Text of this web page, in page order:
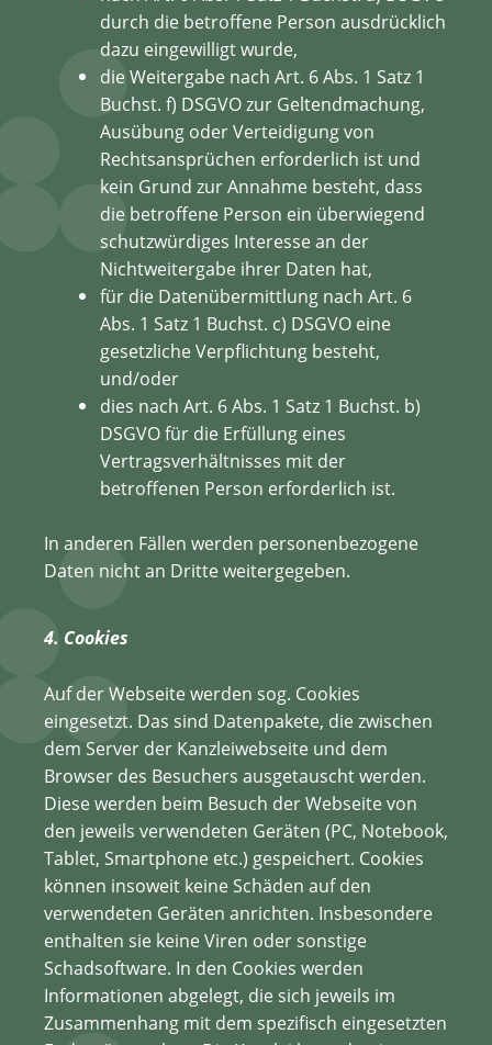
durch die betroffene Person ausdrücklich
dazu eingewilligt wurde,
die Weitergabe nach Art. 6 Abs. 1 Satz 1
Buchst. f) DSGVO zur Geltendmachung,
Ausübung oder Verteidigung von
Rechtsansprüchen erforderlich ist und
kein Grund zur Annahme besteht, dass
die betroffene Person ein überwiegend
schutzwürdiges Interesse an der
Nichtweitergabe ihrer Daten hat,
für die Datenübermittlung nach Art. 6
Abs. 1 Satz 1 Buchst. c) DSGVO eine
gesetzliche Verpflichtung besteht,
und/oder
dies nach Art. 6 Abs. 1 Satz 1 Buchst. b)
DSGVO für die Erfüllung eines
Vertragsverhältnisses mit der
betroffenen Person erforderlich ist.
In anderen Fällen werden personenbezogene
Daten nicht an Dritte weitergegeben.
4. Cookies
Auf der Webseite werden sog. Cookies
eingesetzt. Das sind Datenpakete, die zwischen
dem Server der Kanzleiwebseite und dem
Browser des Besuchers ausgetauscht werden.
Diese werden beim Besuch der Webseite von
den jeweils verwendeten Geräten (PC, Notebook,
Tablet, Smartphone etc.) gespeichert. Cookies
können insoweit keine Schäden auf den
verwendeten Geräten anrichten. Insbesondere
enthalten sie keine Viren oder sonstige
Schadsoftware. In den Cookies werden
Informationen abgelegt, die sich jeweils im
Zusammenhang mit dem spezifisch eingesetzten